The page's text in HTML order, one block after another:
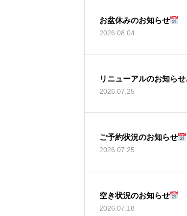
お盆休みのお知らせ
2026.08.04
リニューアルのお知らせ
2026.07.25
ご予約状況のお知らせ
2026.07.25
空き状況のお知らせ
2026.07.18